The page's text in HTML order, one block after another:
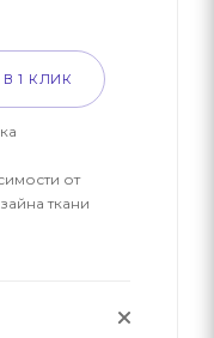
1 КЛИК
от
ткани